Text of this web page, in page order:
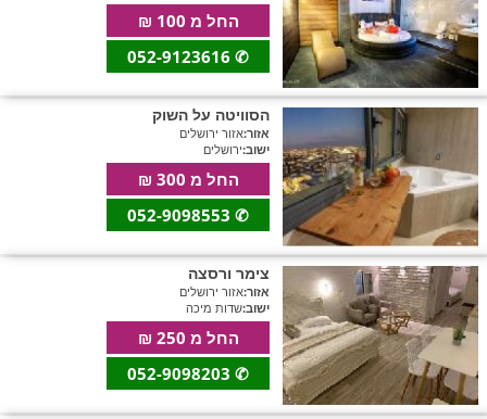
החל מ 100 ₪
✆
הסוויטה על השוק
אזור:אזור ירושלים
ישוב:ירושלים
החל מ 300 ₪
✆
צימר ורסצה
אזור:אזור ירושלים
ישוב:שדות מיכה
החל מ 250 ₪
✆